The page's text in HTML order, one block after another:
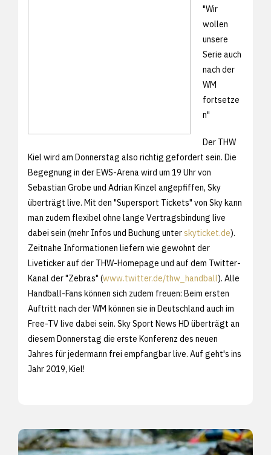
"Wir
wollen
unsere
Serie auch
nach der
WM
fortsetze
n"
Der THW
Kiel wird am Donnerstag also richtig gefordert sein. Die
Begegnung in der EWS-Arena wird um 19 Uhr von
Sebastian Grobe und Adrian Kinzel angepfiffen, Sky
überträgt live. Mit den "Supersport Tickets" von Sky kann
man zudem flexibel ohne lange Vertragsbindung live
dabei sein (mehr Infos und Buchung unterskyticket.de).
Zeitnahe Informationen liefern wie gewohnt der
Liveticker auf der THW-Homepage und auf dem Twitter-
Kanal der "Zebras" (www.twitter.de/thw_handball). Alle
Handball-Fans können sich zudem freuen: Beim ersten
Auftritt nach der WM können sie in Deutschland auch im
Free-TV live dabei sein. Sky Sport News HD überträgt an
diesem Donnerstag die erste Konferenz des neuen
Jahres für jedermann frei empfangbar live. Auf geht's ins
Jahr 2019, Kiel!